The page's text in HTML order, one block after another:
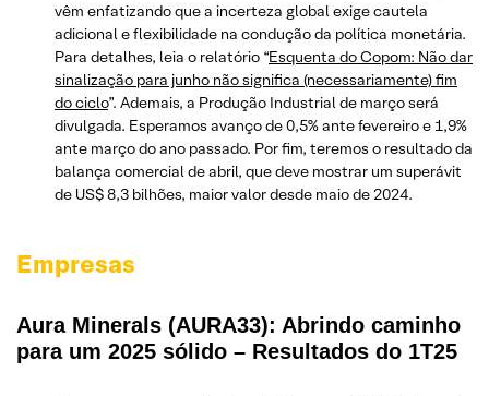
vêm enfatizando que a incerteza global exige cautela
adicional e flexibilidade na condução da política monetária.
Para detalhes, leia o relatório “Esquenta do Copom: Não dar
sinalização para junho não significa (necessariamente) fim
do ciclo”. Ademais, a Produção Industrial de março será
divulgada. Esperamos avanço de 0,5% ante fevereiro e 1,9%
ante março do ano passado. Por fim, teremos o resultado da
balança comercial de abril, que deve mostrar um superávit
de US$ 8,3 bilhões, maior valor desde maio de 2024.
Empresas
Aura Minerals (AURA33): Abrindo caminho
para um 2025 sólido – Resultados do 1T25